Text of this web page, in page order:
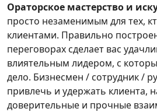
Ораторское мастерство и
просто незаменимым для тех,
клиентами. Правильно
переговорах сделает вас
влиятельным лидером, с
дело. Бизнесмен / сотрудник /
привлечь и удержать клиента,
доверительные и прочные